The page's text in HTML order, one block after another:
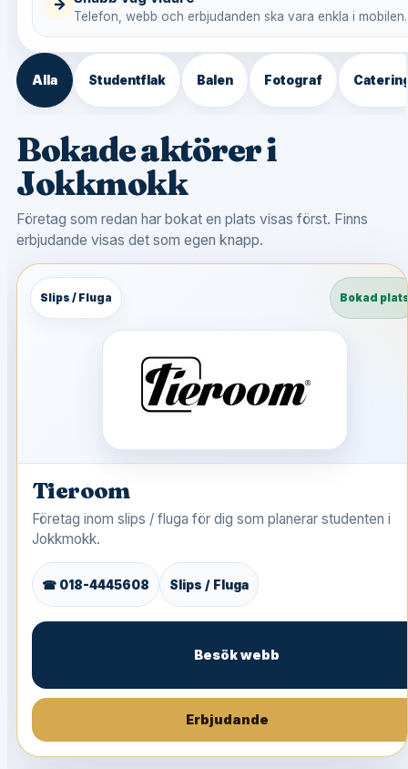
→
Telefon, webb och erbjudanden ska vara enkla i mobilen.
Alla Studentflak Balen Fotograf
Bokade aktörer i
Jokkmokk
Företag som redan har bokat en plats visas först. Finns
erbjudande visas det som egen knapp.
Slips / Fluga Bokad
Tieroom
Företag inom slips / fluga för dig som planerar studenten i
Jokkmokk.
☎ 018-4445608 Slips / Fluga
Besök webb
Erbjudande